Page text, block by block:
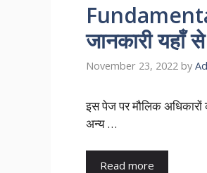
जानकारी यहाँ
November 23, 2022 by
इस पेज पर मौलिक अधिकारों
अन्य …
Read more